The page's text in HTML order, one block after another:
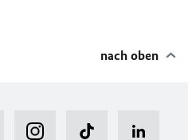
nach oben